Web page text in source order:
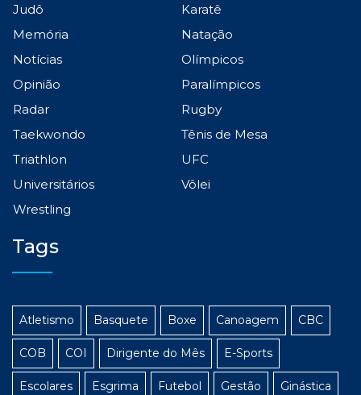
Judô
Karatê
Memória
Natação
Notícias
Olímpicos
Opinião
Paralímpicos
Radar
Rugby
Taekwondo
Tênis de Mesa
Triathlon
UFC
Universitários
Vôlei
Wrestling
Tags
Atletismo Basquete Boxe Canoagem CBC
COB COI Dirigente do Mês E-Sports
Escolares Esgrima Futebol Gestão Ginástica